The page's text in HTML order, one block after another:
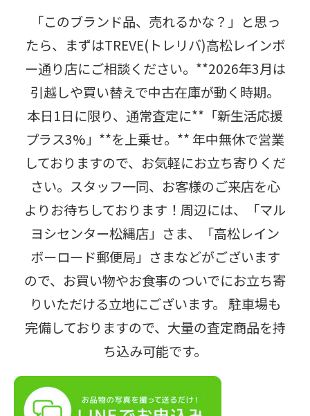
「このブランド品、売れるかな？」と思っ
たら、まずはTREVE(トレリバ)高松レインボ
ー通り店にご相談ください。**2026年3月は
引越しや買い替えで中古在庫が動く時期。
本日1日に限り、通常査定に**「新生活応援
プラス3%」**を上乗せ。** 年中無休で営業
しておりますので、お気軽にお立ち寄りくだ
さい。スタッフ一同、お客様のご来店を心
よりお待ちしております！周辺には、「マル
ヨシセンター松縄店」さま、「高松レイン
ボーロード郵便局」さまなどがございます
ので、お買い物やお食事のついでにお立ち寄
りいただける立地にございます。 駐車場も
完備しておりますので、大量の査定商品を持
ち込み可能です。